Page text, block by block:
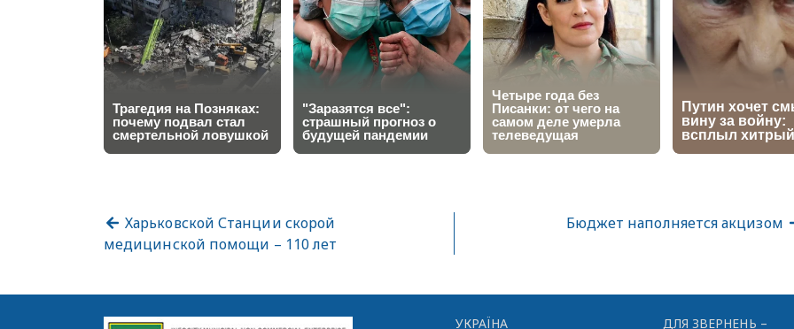
Харьковской Станции скорой
медицинской помощи – 110 лет
Бюджет наполняется акцизом
УКРАЇНА ДЛЯ ЗВЕРНЕНЬ –